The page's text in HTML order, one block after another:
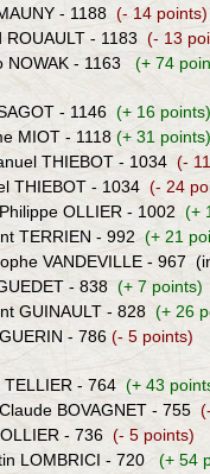
- 1188 (- 14 points)
ROUAULT - 1183 (- 13
NOWAK - 1163
(+ 74
- 1146 (+ 16 points)
MIOT - 1118 (+ 31 points)
THIEBOT - 1034 (-
THIEBOT - 1034 (- 24
OLLIER - 1002 (+
TERRIEN - 992 (+ 21
VANDEVILLE - 967
- 838 (+ 7 points)
GUINAULT - 828 (+ 26
- 786 (- 5 points)
TELLIER - 764 (+ 43
BOVAGNET - 755
LLIER - 736 (- 5 points)
LOMBRICI - 720
(+ 54